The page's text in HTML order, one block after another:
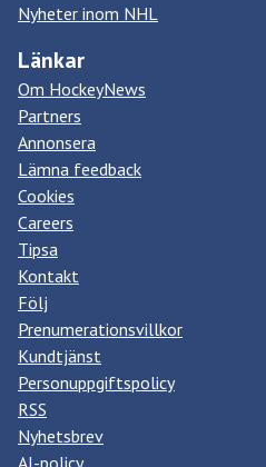
Nyheter inom NHL
Länkar
Om HockeyNews
Partners
Annonsera
Lämna feedback
Cookies
Careers
Tipsa
Kontakt
Följ
Prenumerationsvillkor
Kundtjänst
Personuppgiftspolicy
RSS
Nyhetsbrev
AI-policy